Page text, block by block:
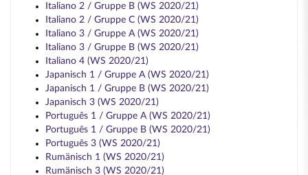
Italiano 2 / Gruppe B (WS 2020/21)
Italiano 2 / Gruppe C (WS 2020/21)
Italiano 3 / Gruppe A (WS 2020/21)
Italiano 3 / Gruppe B (WS 2020/21)
Italiano 4 (WS 2020/21)
Japanisch 1 / Gruppe A (WS 2020/21)
Japanisch 1 / Gruppe B (WS 2020/21)
Japanisch 3 (WS 2020/21)
Português 1 / Gruppe A (WS 2020/21)
Português 1 / Gruppe B (WS 2020/21)
Português 3 (WS 2020/21)
Rumänisch 1 (WS 2020/21)
Rumänisch 3 (WS 2020/21)